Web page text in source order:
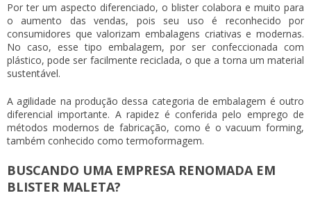
Por ter um aspecto diferenciado, o blister colabora e muito para
o aumento das vendas, pois seu uso é reconhecido por
consumidores que valorizam embalagens criativas e modernas.
No caso, esse tipo embalagem, por ser confeccionada com
plástico, pode ser facilmente reciclada, o que a torna um material
sustentável.
A agilidade na produção dessa categoria de embalagem é outro
diferencial importante. A rapidez é conferida pelo emprego de
métodos modernos de fabricação, como é o vacuum forming,
também conhecido como termoformagem.
BUSCANDO UMA EMPRESA RENOMADA EM
BLISTER MALETA?